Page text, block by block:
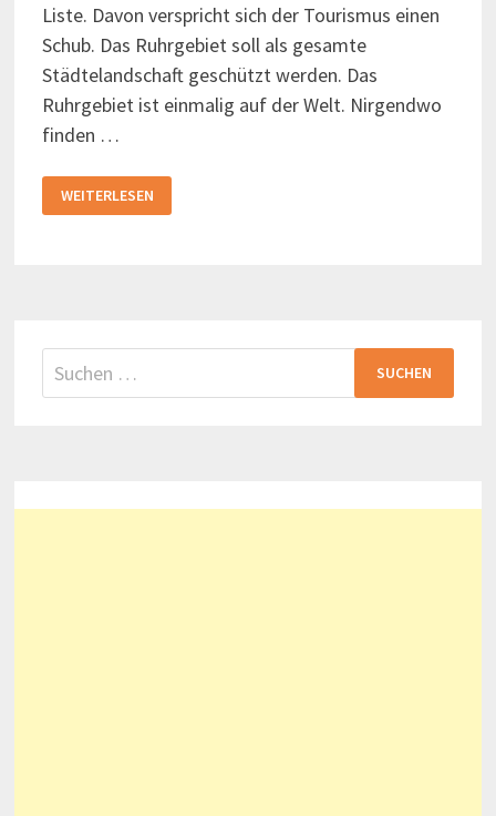
Liste. Davon verspricht sich der Tourismus einen
Schub. Das Ruhrgebiet soll als gesamte
Städtelandschaft geschützt werden. Das
Ruhrgebiet ist einmalig auf der Welt. Nirgendwo
finden …
RUHRGEBIET
WILL
WEITERLESEN
Suchen
nach: